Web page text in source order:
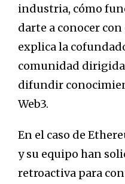
industria, cómo
darte a conocer
explica la
comunidad dirigida
difundir
Web3.
En el caso de
y su equipo han
retroactiva para